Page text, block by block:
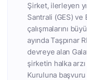
Şirket, ilerleyen
Santrali (GES) ve
çalışmalarını
ayında Taşpınar
devreye alan
şirketin halka
Kuruluna başvuru